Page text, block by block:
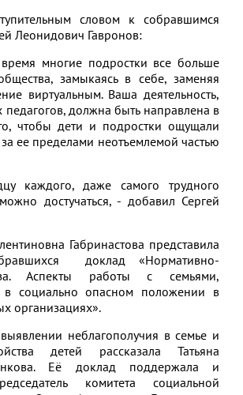
словом к собравшимся
Леонидович Гавронов:
многие подростки все больше
замыкаясь в себе, заменяя
виртуальным. Ваша деятельность,
педагогов, должна быть направлена в
чтобы дети и подростки ощущали
ее пределами неотъемлемой частью
даже самого трудного
достучаться, - добавил Сергей
Габринастова представила
доклад «Нормативно-
Аспекты работы с семьями,
в социально опасном положении в
организациях».
неблагополучия в семье и
детей рассказала Татьяна
Её доклад поддержала и
комитета социальной